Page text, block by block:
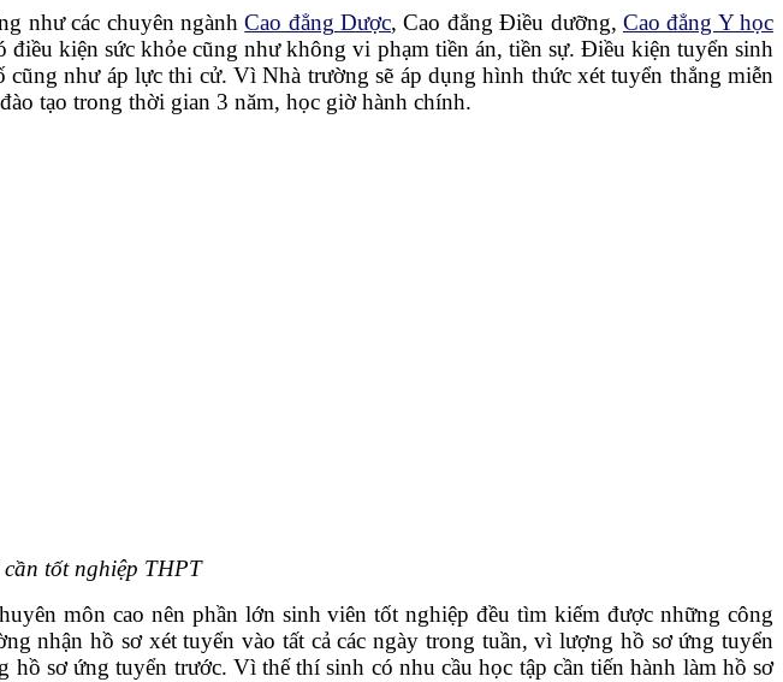
như các chuyên ngànhCao đẳng Dược, Cao đẳng Điều dưỡng, Cao đẳng Y học
kiện sức khỏe cũng như không vi phạm tiền án, tiền sự. Điều kiện tuyển sinh
như áp lực thi cử. Vì Nhà trường sẽ áp dụng hình thức xét tuyển thẳng miễn
tạo trong thời gian 3 năm, học giờ hành chính.
tốt nghiệp THPT
môn cao nên phần lớn sinh viên tốt nghiệp đều tìm kiếm được những công
nhận hồ sơ xét tuyển vào tất cả các ngày trong tuần, vì lượng hồ sơ ứng tuyển
sơ ứng tuyển trước. Vì thế thí sinh có nhu cầu học tập cần tiến hành làm hồ sơ